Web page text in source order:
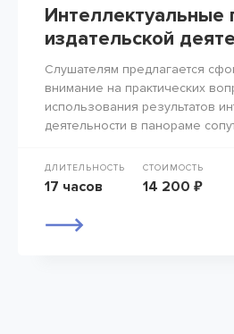
Интеллектуальные
издательской
Слушателям предлагается
внимание на практических
использования результатов
деятельности в панораме
ДЛИТЕЛЬНОСТЬ
17 часов
СТОИМОСТЬ
14 200 ₽